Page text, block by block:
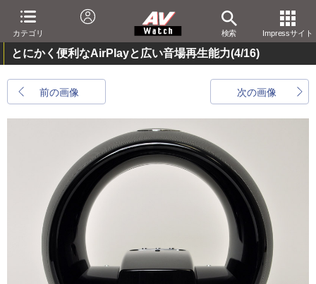
カテゴリ 検索 Impressサイト
とにかく便利なAirPlayと広い音場再生能力(4/16)
前の画像 次の画像